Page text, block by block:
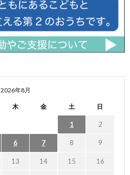
2026年8月
木 金 土 日
1 2
6 7 8 9
13 14 15 16